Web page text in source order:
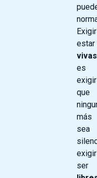
Exigir
estar
vivas
es
exigir
que
más
sea
exigir
ser